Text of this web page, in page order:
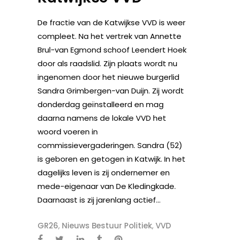
De fractie van de Katwijkse VVD is weer
compleet. Na het vertrek van Annette
Brul-van Egmond schoof Leendert Hoek
door als raadslid. Zijn plaats wordt nu
ingenomen door het nieuwe burgerlid
Sandra Grimbergen-van Duijn. Zij wordt
donderdag geïnstalleerd en mag
daarna namens de lokale VVD het
woord voeren in
commissievergaderingen. Sandra (52)
is geboren en getogen in Katwijk. In het
dagelijks leven is zij ondernemer en
mede-eigenaar van De Kledingkade.
Daarnaast is zij jarenlang actief...
GR26, Nieuws Bestuur Politiek,VVD